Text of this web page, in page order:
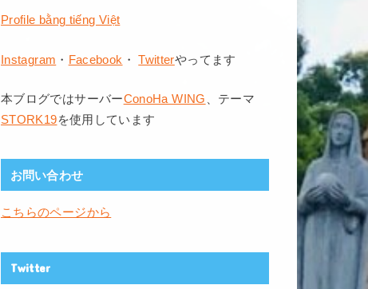
Profile bằng tiếng Việt
Instagram ・ Facebook ・Twitterやってます
本ブログではサーバーConoHa WING
、テーマ
STORK19を使用しています
お問い合わせ
こちらのページから
Twitter